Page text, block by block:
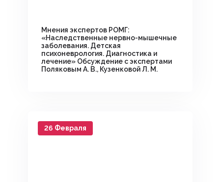
Мнения экспертов РОМГ:
«Наследственные нервно-мышечные
заболевания. Детская
психоневрология. Диагностика и
лечение» Обсуждение с экспертами
Поляковым А. В., Кузенковой Л. М.
26 Февраля